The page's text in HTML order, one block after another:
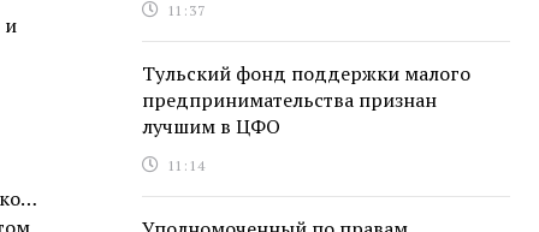
и
11:37
Тульский фонд поддержки малого
предпринимательства признан
лучшим в ЦФО
11:14